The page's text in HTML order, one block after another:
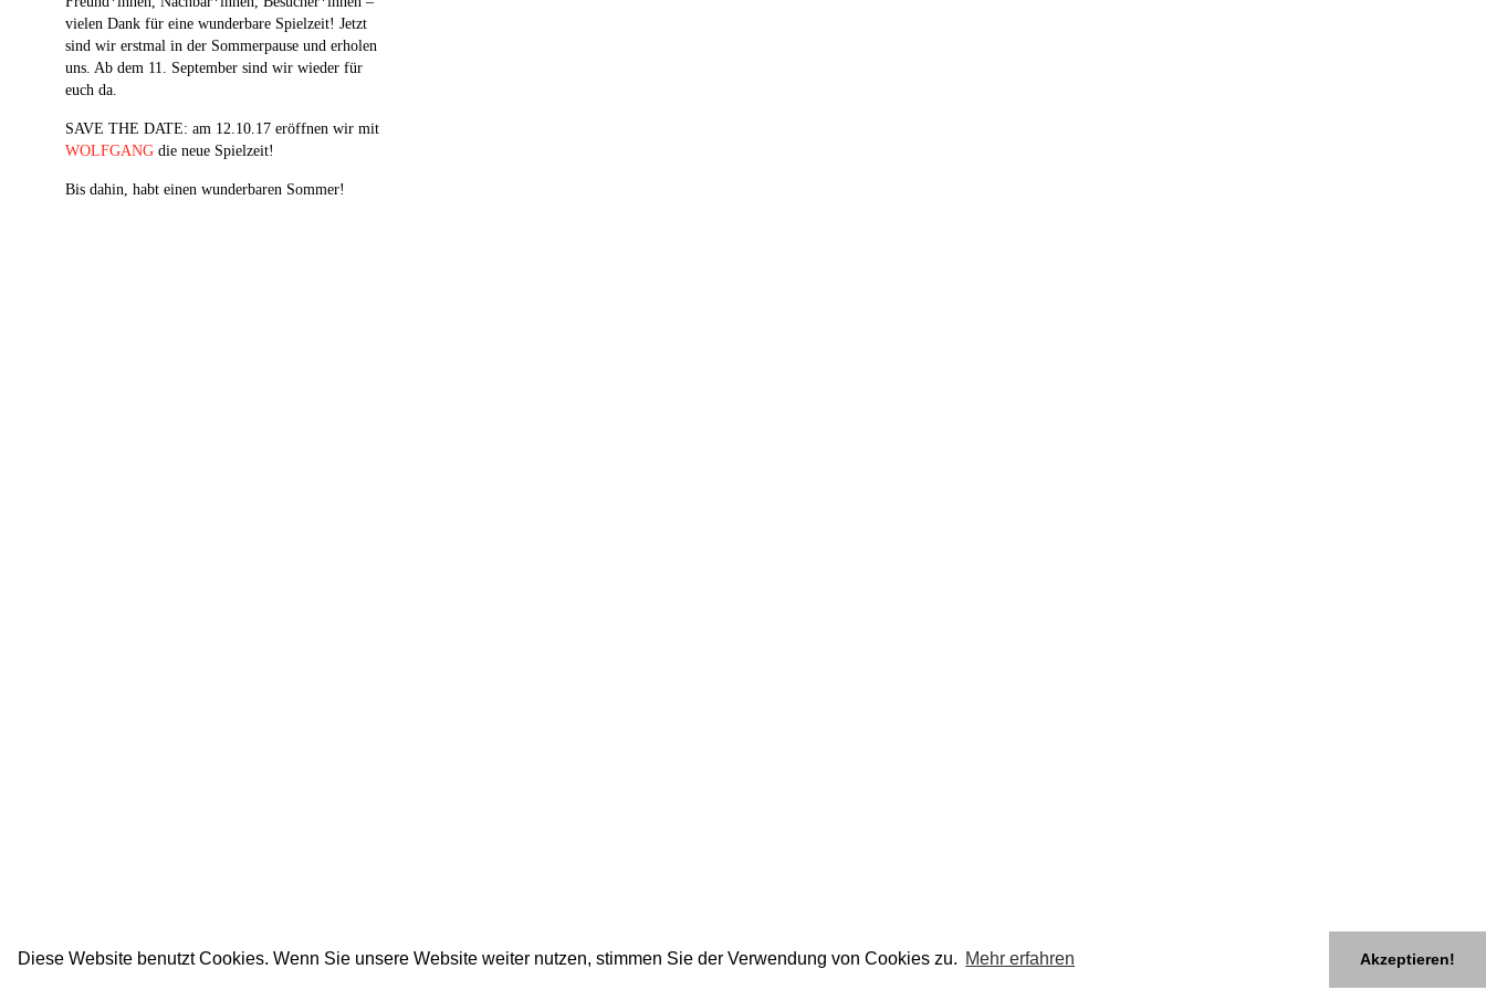
Diese Website benutzt Cookies. Wenn Sie unsere Website weiter nutzen, stimmen Sie der Verwendung von Cookies zu. Mehr erfahren Akzeptieren!
vielen Dank für eine wunderbare Spielzeit! Jetzt
sind wir erstmal in der Sommerpause und erholen
uns. Ab dem 11. September sind wir wieder für
euch da.
SAVE THE DATE: am 12.10.17 eröffnen wir mit
WOLFGANG die neue Spielzeit!
Bis dahin, habt einen wunderbaren Sommer!